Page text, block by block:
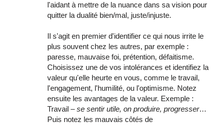
l'aidant à mettre de la nuance dans sa vision pour
quitter la dualité bien/mal, juste/injuste.
Il s'agit en premier d'identifier ce qui nous irrite le
plus souvent chez les autres, par exemple :
paresse, mauvaise foi, prétention, défaitisme.
Choisissez une de vos intolérances et identifiez la
valeur qu'elle heurte en vous, comme le travail,
l'engagement, l'humilité, ou l'optimisme. Notez
ensuite les avantages de la valeur. Exemple :
Travail –se sentir utile, on produire, progresser…
Puis notez les mauvais côtés de